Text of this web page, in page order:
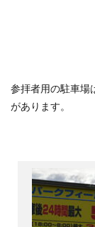
参拝者用の駐車場
があります。